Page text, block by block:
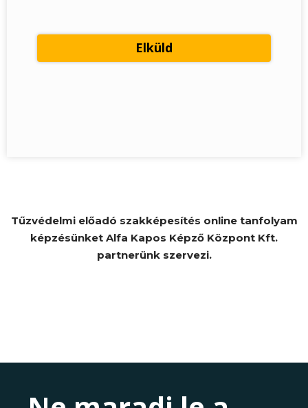
Tűzvédelmi előadó szakképesítés online tanfolyam
képzésünket Alfa Kapos Képző Központ Kft.
partnerünk szervezi.